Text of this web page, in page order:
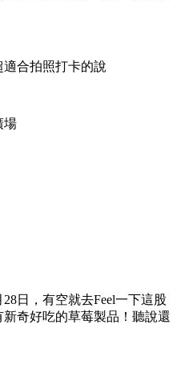
合拍照打卡的說
場
日，有空就去Feel一下這股
奇好吃的草莓製品！聽說還